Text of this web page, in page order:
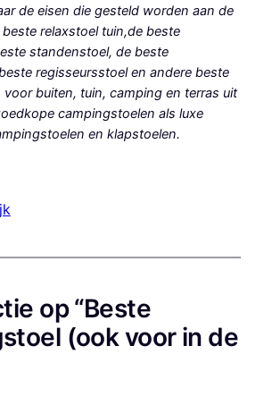
de eisen die gesteld worden aan de
relaxstoel tuin,de beste
standenstoel, de beste
regisseursstoel en andere beste
buiten, tuin, camping en terras uit
campingstoelen als luxe
en klapstoelen.
op “Beste
(ook voor in de